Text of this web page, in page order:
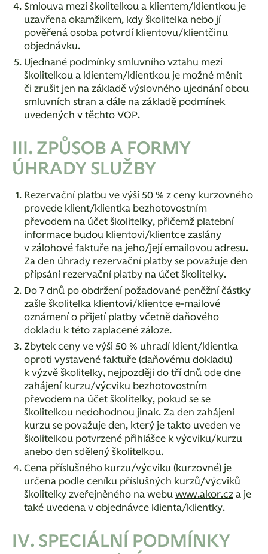
Smlouva mezi školitelkou a klientem/klientkou je
uzavřena okamžikem, kdy školitelka nebo jí
pověřená osoba potvrdí klientovu/klientčinu
objednávku.
Ujednané podmínky smluvního vztahu mezi
školitelkou a klientem/klientkou je možné měnit
či zrušit jen na základě výslovného ujednání obou
smluvních stran a dále na základě podmínek
uvedených v těchto VOP.
III. ZPŮSOB A FORMY
ÚHRADY SLUŽBY
Rezervační platbu ve výši 50 % z ceny kurzovného
provede klient/klientka bezhotovostním
převodem na účet školitelky, přičemž platební
informace budou klientovi/klientce zaslány
v zálohové faktuře na jeho/její emailovou adresu.
Za den úhrady rezervační platby se považuje den
připsání rezervační platby na účet školitelky.
Do 7 dnů po obdržení požadované peněžní částky
zašle školitelka klientovi/klientce e-mailové
oznámení o přijetí platby včetně daňového
dokladu k této zaplacené záloze.
Zbytek ceny ve výši 50 % uhradí klient/klientka
oproti vystavené faktuře (daňovému dokladu)
k výzvě školitelky, nejpozději do tří dnů ode dne
zahájení kurzu/výcviku bezhotovostním
převodem na účet školitelky, pokud se se
školitelkou nedohodnou jinak. Za den zahájení
kurzu se považuje den, který je takto uveden ve
školitelkou potvrzené přihlášce k výcviku/kurzu
anebo den sdělený školitelkou.
Cena příslušného kurzu/výcviku (kurzovné) je
určena podle ceníku příslušných kurzů/výcviků
školitelky zveřejněného na webu www.akor.cz a je
také uvedena v objednávce klienta/klientky.
IV. SPECIÁLNÍ PODMÍNKY